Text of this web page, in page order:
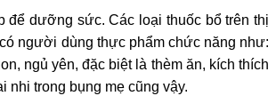
để dưỡng sức. Các loại thuốc bổ trên thị
người dùng thực phẩm chức năng như:
ngủ yên, đặc biệt là thèm ăn, kích thích
nhi trong bụng mẹ cũng vậy.